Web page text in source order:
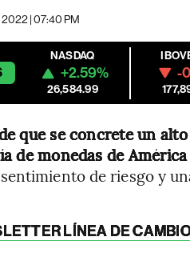
| 07:40 PM
NASDAQ
+2.59%
26,584.99
-
que se concrete un
de monedas de
de riesgo y
LÍNEA DE